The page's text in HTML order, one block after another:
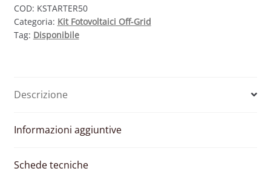
12V
–
MODULO
REGOLATORE
PWM
COD: KSTARTER50
Categoria: Kit Fotovoltaici Off-Grid
Tag: Disponibile
Descrizione
Informazioni aggiuntive
Schede tecniche